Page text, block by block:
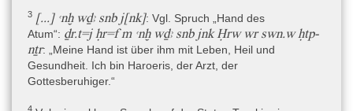
Ansehen entstehe und er als Horus-Sched („der Retter“ oder „der
Beschwörer“) angerufen werde.
Beschwörung von Gift, Kühles Wasser für das Herz des Patienten
3 [...] ꜥnḫ wḏꜣ snb j[nk]: Vgl. Spruch „Hand des
Atum“: ḏr.t=j ḥr=f m ꜥnḫ wḏꜣ snb jnk Ḥrw wr swn.w ḥtp-
nṯr: „Meine Hand ist über ihm mit Leben, Heil und
Gesundheit. Ich bin Haroeris, der Arzt, der
Gottesberuhiger.“
4